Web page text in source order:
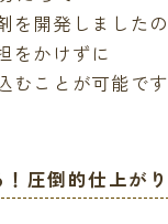
を開発しましたの
をかけずに
むことが可能です
圧倒的仕上が